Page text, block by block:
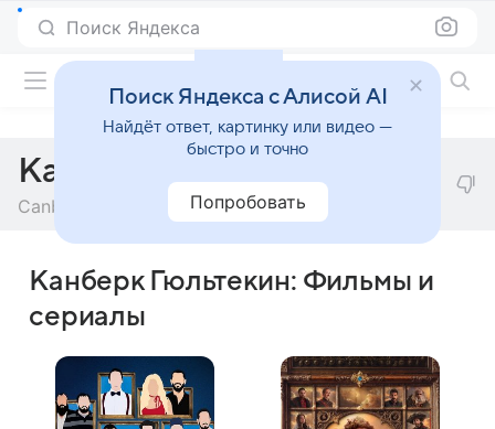
Поиск Яндекса
Канберк Гюльтекин
Canberk Gültekin
Канберк Гюльтекин: Фильмы и
сериалы
Поиск Яндекса с Алисой AI
Найдёт ответ, картинку или видео —
быстро и точно
Попробовать